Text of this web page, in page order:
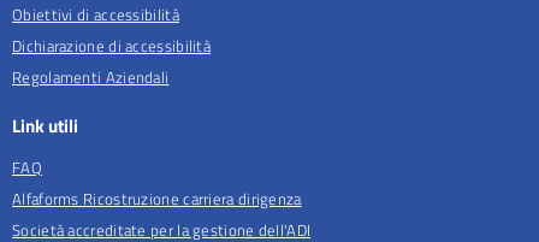
Obiettivi di accessibilità
Dichiarazione di accessibilità
Regolamenti Aziendali
Link utili
FAQ
Alfaforms Ricostruzione carriera dirigenza
Società accreditate per la gestione dell'ADI